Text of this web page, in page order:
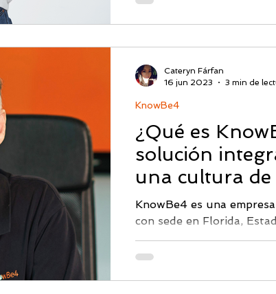
empleados. Alcance y
seguridad informática
se enfoca en la protección
¿Qué es
solución
una cultura
su
KnowBe4 es una
con sede en Florida,
2010 por Stu
convertido en un líder
KnowBe4
Cateryn Fárfan
16 jun 2023
3 min de